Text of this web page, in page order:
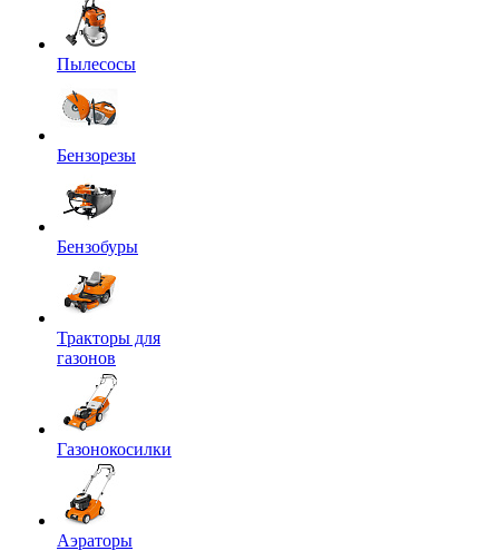
Пылесосы
Бензорезы
Бензобуры
Тракторы для
газонов
Газонокосилки
Аэраторы